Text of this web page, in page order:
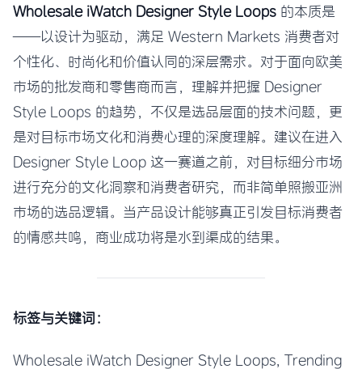
Wholesale iWatch Designer Style Loops 的本质是
——以设计为驱动，满足 Western Markets 消费者对
个性化、时尚化和价值认同的深层需求。对于面向欧美
市场的批发商和零售商而言，理解并把握 Designer
Style Loops 的趋势，不仅是选品层面的技术问题，更
是对目标市场文化和消费心理的深度理解。建议在进入
Designer Style Loop 这一赛道之前，对目标细分市场
进行充分的文化洞察和消费者研究，而非简单照搬亚洲
市场的选品逻辑。当产品设计能够真正引发目标消费者
的情感共鸣，商业成功将是水到渠成的结果。
标签与关键词：
Wholesale iWatch Designer Style Loops, Trending